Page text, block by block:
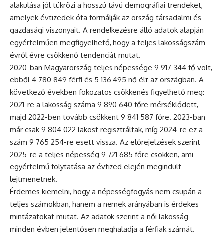
alakulása jól tükrözi a hosszú távú demográfiai trendeket,
amelyek évtizedek óta formálják az ország társadalmi és
gazdasági viszonyait. A rendelkezésre álló adatok alapján
egyértelműen megfigyelhető, hogy a teljes lakosságszám
évről évre csökkenő tendenciát mutat.
2020-ban Magyarország teljes népessége 9 917 344 fő volt,
ebből 4 780 849 férfi és 5 136 495 nő élt az országban. A
következő években fokozatos csökkenés figyelhető meg:
2021-re a lakosság száma 9 890 640 főre mérséklődött,
majd 2022-ben tovább csökkent 9 841 587 főre. 2023-ban
már csak 9 804 022 lakost regisztráltak, míg 2024-re ez a
szám 9 765 254-re esett vissza. Az előrejelzések szerint
2025-re a teljes népesség 9 721 685 főre csökken, ami
egyértelmű folytatása az évtized elején megindult
lejtmenetnek.
Érdemes kiemelni, hogy a népességfogyás nem csupán a
teljes számokban, hanem a nemek arányában is érdekes
mintázatokat mutat. Az adatok szerint a női lakosság
minden évben jelentősen meghaladja a férfiak számát.